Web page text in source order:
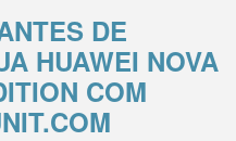
DE
HUAWEI NOVA
COM